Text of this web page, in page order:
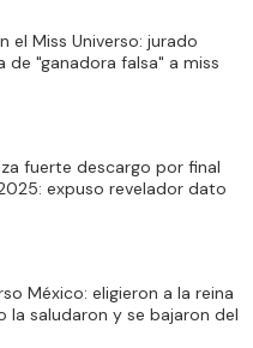
el Miss Universo: jurado
de "ganadora falsa" a miss
fuerte descargo por final
expuso revelador dato
México: eligieron a la reina
la saludaron y se bajaron del